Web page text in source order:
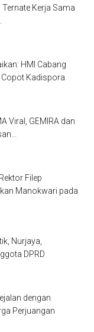
Kerja Sama
HMI Cabang
Copot Kadispora
Viral, GEMIRA dan
Filep
Manokwari pada
Nurjaya,
DPRD
dengan
Perjuangan